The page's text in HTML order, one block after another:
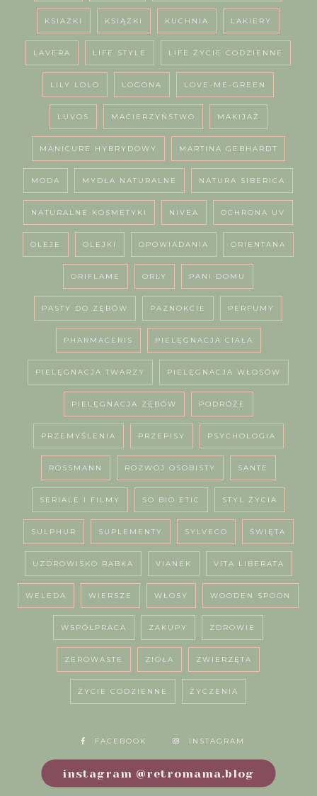
KSIAŻKI KSIĄŻKI KUCHNIA LAKIERY
LAVERA LIFE STYLE LIFE ŻYCIE CODZIENNE
LILY LOLO LOGONA LOVE-ME-GREEN
LUVOS MACIERZYŃSTWO MAKIJAŻ
MANICURE HYBRYDOWY MARTINA GEBHARDT
MODA MYDŁA NATURALNE NATURA SIBERICA
NATURALNE KOSMETYKI NIVEA OCHRONA UV
OLEJE OLEJKI OPOWIADANIA ORIENTANA
ORIFLAME ORLY PANI DOMU
PASTY DO ZĘBÓW PAZNOKCIE PERFUMY
PHARMACERIS PIELĘGNACJA CIAŁA
PIELĘGNACJA TWARZY PIELĘGNACJA WŁOSÓW
PIELĘGNACJA ZĘBÓW PODRÓŻE
PRZEMYŚLENIA PRZEPISY PSYCHOLOGIA
ROSSMANN ROZWÓJ OSOBISTY SANTE
SERIALE I FILMY SO BIO ETIC STYL ŻYCIA
SULPHUR SUPLEMENTY SYLVECO ŚWIĘTA
UZDROWISKO RABKA VIANEK VITA LIBERATA
WELEDA WIERSZE WŁOSY WOODEN SPOON
WSPÓŁPRACA ZAKUPY ZDROWIE
ZEROWASTE ZIOŁA ZWIERZĘTA
ŻYCIE CODZIENNE ŻYCZENIA
FACEBOOK INSTAGRAM
instagram @retromama.blog